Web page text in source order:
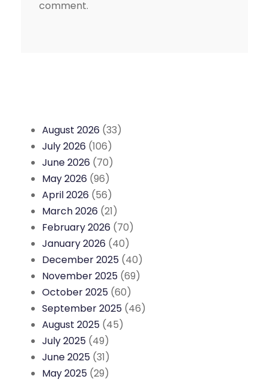
comment.
August 2026 (33)
July 2026 (106)
June 2026 (70)
May 2026 (96)
April 2026 (56)
March 2026 (21)
February 2026 (70)
January 2026 (40)
December 2025 (40)
November 2025 (69)
October 2025 (60)
September 2025 (46)
August 2025 (45)
July 2025 (49)
June 2025 (31)
May 2025 (29)